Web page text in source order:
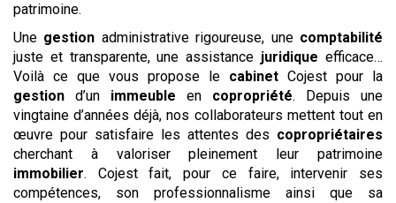
patrimoine.
Une gestion administrative rigoureuse, une comptabilité
juste et transparente, une assistance juridique efficace…
Voilà ce que vous propose le cabinet Cojest pour la
gestion d’un immeuble en copropriété. Depuis une
vingtaine d’années déjà, nos collaborateurs mettent tout en
œuvre pour satisfaire les attentes des copropriétaires
cherchant à valoriser pleinement leur patrimoine
immobilier. Cojest fait, pour ce faire, intervenir ses
compétences, son professionnalisme ainsi que sa